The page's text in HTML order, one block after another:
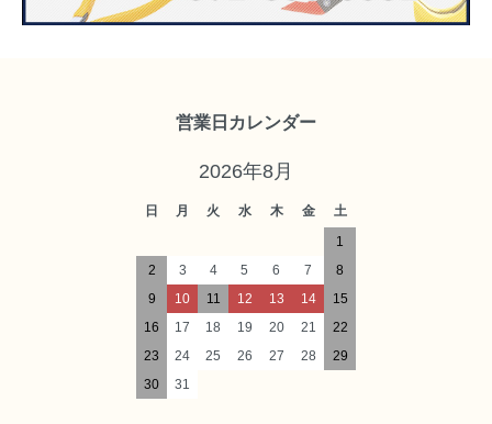
営業日カレンダー
2026年8月
日 月 火 水 木 金
土
1
2
3 4 5 6 7
8
9
10 11 12 13 14
15
16
17 18 19 20 21
22
23
24 25 26 27 28
29
30
31